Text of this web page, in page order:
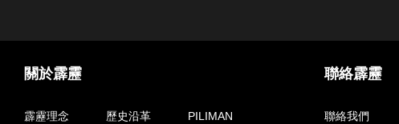
關於霹靂
霹靂理念 歷史沿革 PILIMAN
聯絡霹靂
聯絡我們